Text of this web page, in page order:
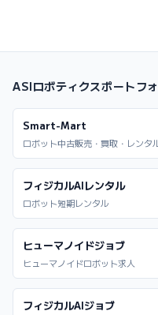
ASIロボティクスポートフ
Smart-Mart
ロボット中古販売・買取・レンタ
フィジカルAIレンタル
ロボット短期レンタル
ヒューマノイドジョブ
ヒューマノイドロボット求人
フィジカルAIジョブ